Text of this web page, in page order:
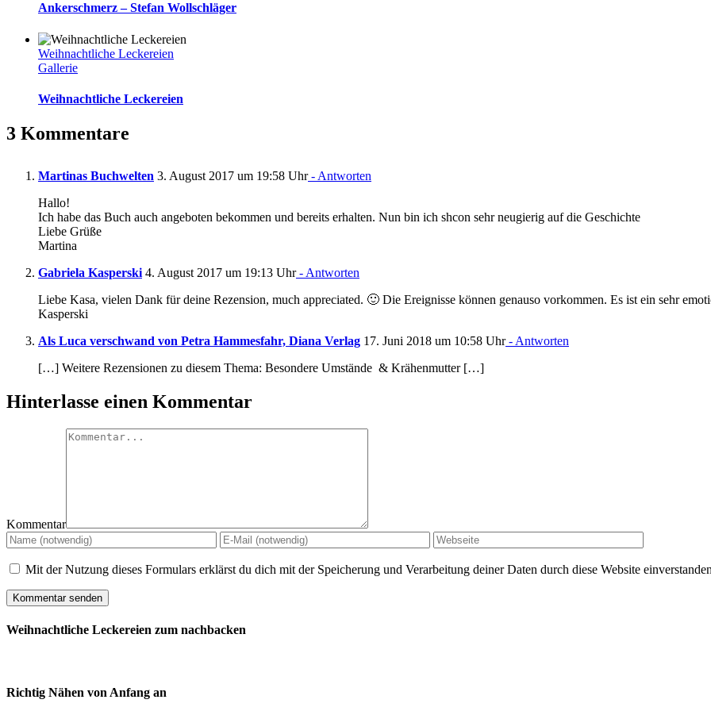
Ankerschmerz – Stefan Wollschläger
Weihnachtliche Leckereien
Gallerie
Weihnachtliche Leckereien
3 Kommentare
Martinas Buchwelten 3. August 2017 um 19:58 Uhr- Antworten
Hallo!
Ich habe das Buch auch angeboten bekommen und bereits erhalten. Nun bin ich shcon sehr neugierig auf die Geschichte
Liebe Grüße
Martina
Gabriela Kasperski 4. August 2017 um 19:13 Uhr- Antworten
Liebe Kasa, vielen Dank für deine Rezension, much appreciated. 🙂 Die Ereignisse können genauso vorkommen. Es ist ein sehr
Kasperski
Als Luca verschwand von Petra Hammesfahr, Diana Verlag 17. Juni 2018 um 10:58 Uhr- Antworten
[…] Weitere Rezensionen zu diesem Thema: Besondere Umstände & Krähenmutter […]
Hinterlasse einen Kommentar
Kommentar
Mit der Nutzung dieses Formulars erklärst du dich mit der Speicherung und Verarbeitung deiner Daten durch diese Website
Weihnachtliche Leckereien zum nachbacken
Richtig Nähen von Anfang an